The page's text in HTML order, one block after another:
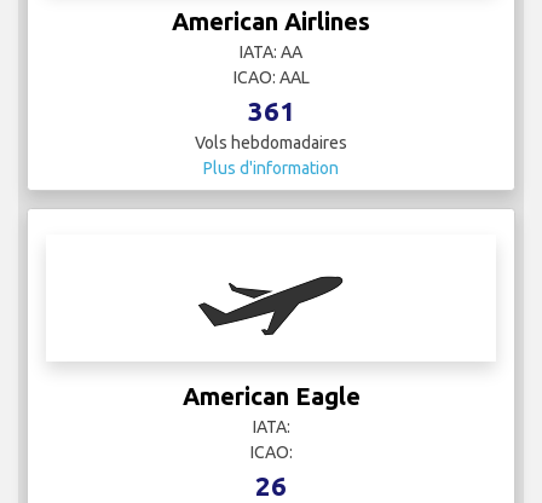
American Airlines
IATA: AA
ICAO: AAL
361
Vols hebdomadaires
Plus d'information
American Eagle
IATA:
ICAO:
26